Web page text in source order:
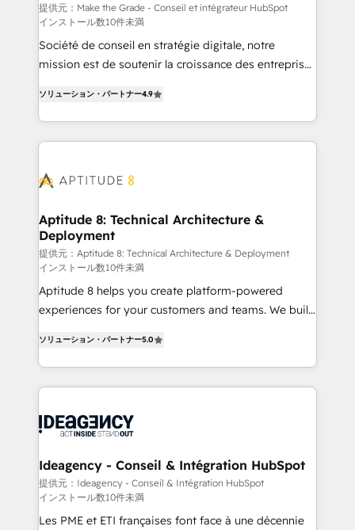
travers le changement, tout en centrant vos objectifs
d’entreprise. Grâce à une méthodologie éprouvée
auprès de plus de 400 clients, nous comprenons
rapidement vos enjeux et intégrons parfaitement
votre projet HubSpot, contactez notre équipe pour
un échange dédié.
提供元：Make the Grade - Conseil et intégrateur HubSpot
インストール数10件未満
Société de conseil en stratégie digitale, notre
mission est de soutenir la croissance des entreprises
l'intégration CRM et le développement des revenus
auprès de vos comptes existants. En France et à
l'international, nous travaillons avec des ETI
delà d’une simple transformation digitale et des
➤ L’intégration de CRM et de méthodologie RevOps
pour aligner les équipes marketing, commerciales et
support client (data migration, synchronisation API,
audit et maintenance) ➤ La création de sites internet
de conversion qui transforment les visiteurs en
opportunités d'affaires ➤ La mise en place de
emailing) Informations clés : - 10 ans d'expérience -
100+ intégrations CRM HubSpot réussies - 40
cumulées
ソリューション・パートナー4.9
Aptitude 8: Technical Architecture &
Deployment
提供元：Aptitude 8: Technical Architecture & Deployment
インストール数10件未満
Aptitude 8 helps you create platform-powered
experiences for your customers and teams. We build
across your entire tech stack. Aptitude 8 is trusted
by top brands such as Lenovo, Bluetooth,
International Sports Sciences Association, SXSW,
Randstad, Uber Freight, and HubSpot itself. We have
partner and expertise across operational strategy,
business-first process building, system integration,
custom development, and extensibility. When you
work with Aptitude 8, you get a team – not an
ソリューション・パートナー5.0
Ideagency - Conseil & Intégration HubSpot
提供元：Ideagency - Conseil & Intégration HubSpot
インストール数10件未満
Les PME et ETI françaises font face à une décennie